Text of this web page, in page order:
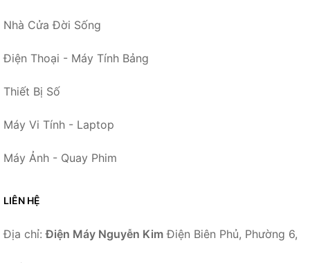
Nhà Cửa Đời Sống
Điện Thoại - Máy Tính Bảng
Thiết Bị Số
Máy Vi Tính - Laptop
Máy Ảnh - Quay Phim
LIÊN HỆ
Địa chỉ:Điện Máy Nguyễn Kim Điện Biên Phủ, Phường 6,